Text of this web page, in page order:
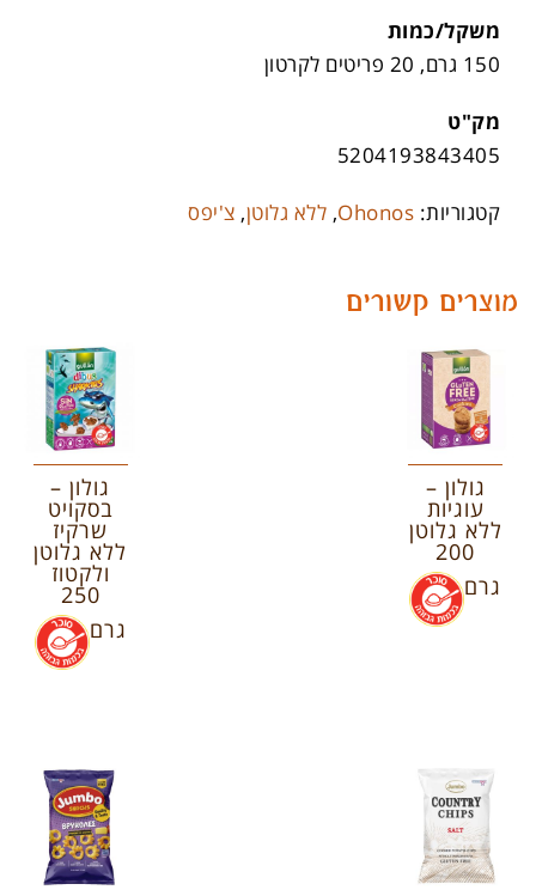
משקל/כמות
150 גרם, 20 פריטים לקרטון
מק"ט
5204193843405
קטגוריות: Ohonos
, ללא גלוטן, צ'יפס
מוצרים קשורים
גולון –
עוגיות
ללא גלוטן
200
גרם
.
גולון –
בסקויט
שרקיז
ללא גלוטן
ולקטוז
250
גרם
.